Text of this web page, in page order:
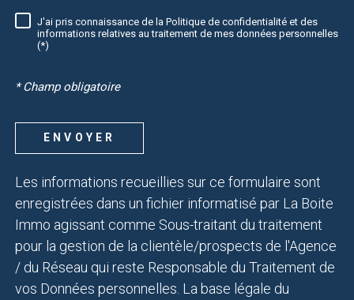
RÈGLEMENTATION
J'ai pris connaissance de la Politique de confidentialité et des
informations relatives au traitement de mes données personnelles
(*)
* Champ obligatoire
ENVOYER
Les informations recueillies sur ce formulaire sont
enregistrées dans un fichier informatisé par La Boite
Immo agissant comme Sous-traitant du traitement
pour la gestion de la clientèle/prospects de l'Agence
/ du Réseau qui reste Responsable du Traitement de
vos Données personnelles. La base légale du